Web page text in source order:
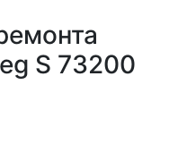
S 73200